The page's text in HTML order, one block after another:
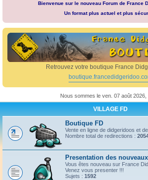
Bienvenue sur le nouveau Forum de France
Un format plus actuel et plus
Retrouvez votre boutique France
Nous sommes le ven. 07 août 2026,
VILLAGE FD
Boutique FD
Vente en ligne de didgeridoos et
Nombre total de redirections :
Presentation des
Vous êtes nouveau sur France
Venez vous presenter !!!
Sujets : 1592